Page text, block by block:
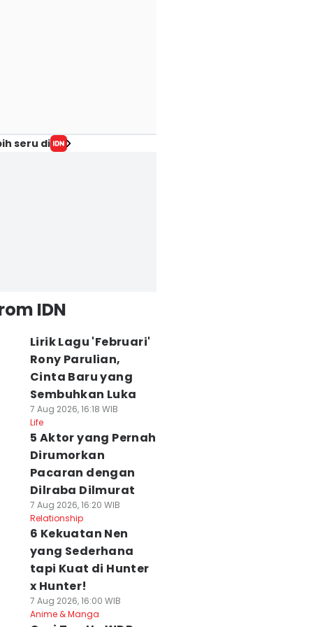
seru di
IDN
Lirik Lagu 'Februari'
Rony Parulian,
Cinta Baru yang
Sembuhkan Luka
7 Aug 2026, 16:18 WIB
Life
5 Aktor yang Pernah
Dirumorkan
Pacaran dengan
Dilraba Dilmurat
7 Aug 2026, 16:20 WIB
Relationship
6 Kekuatan Nen
yang Sederhana
tapi Kuat di Hunter
x Hunter!
7 Aug 2026, 16:00 WIB
Anime & Manga